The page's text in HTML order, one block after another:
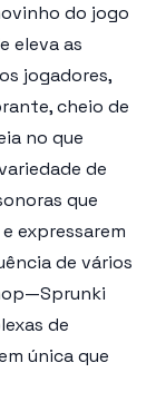
do jogo
eleva as
jogadores,
cheio de
no que
de
que
expressarem
de vários
de
única que